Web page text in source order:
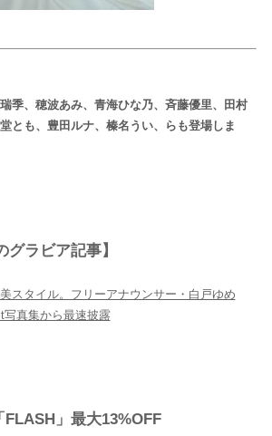
レシピ
アウトドア グラビア
む
季、穂波あみ、青海ひな乃、斉藤優里、田村
とも、豊田ルナ、榛名うい、らも登場しま
グラビア記事】
スタイル。フリーアナウンサー・白戸ゆめ
真集から最速披露
」最大13%OFF